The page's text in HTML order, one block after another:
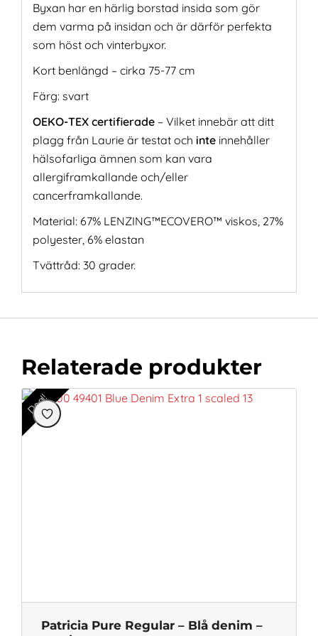
Byxan har en härlig borstad insida som gör
dem varma på insidan och är därför perfekta
som höst och vinterbyxor.
Kort benlängd – cirka 75-77 cm
Färg: svart
OEKO-TEX certifierade – Vilket innebär att ditt
plagg från Laurie är testat och inte innehåller
hälsofarliga ämnen som kan vara
allergiframkallande och/eller
cancerframkallande.
Material: 67% LENZING™ECOVERO™ viskos, 27%
polyester, 6% elastan
Tvättråd: 30 grader.
Relaterade produkter
Patricia Pure Regular – Blå denim –
Deal!